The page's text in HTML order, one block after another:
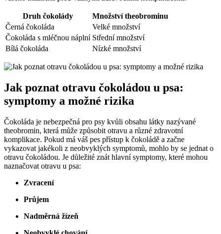
Druh čokolády
Množství theobrominu
Černá čokoláda
Velké množství
Čokoláda s mléčnou náplní Střední množství
Bílá čokoláda
Nízké množství
Jak poznat otravu čokoládou u psa:
symptomy a možné rizika
Čokoláda je nebezpečná pro psy kvůli obsahu látky nazývané
theobromin, která může způsobit otravu a různé zdravotní
komplikace. Pokud má váš pes přístup k čokoládě a začne
vykazovat jakékoli z neobvyklých symptomů, mohlo by se jednat o
otravu čokoládou. Je důležité znát hlavní symptomy, které mohou
naznačovat otravu u psa:
Zvracení
Průjem
Nadměrná žízeň